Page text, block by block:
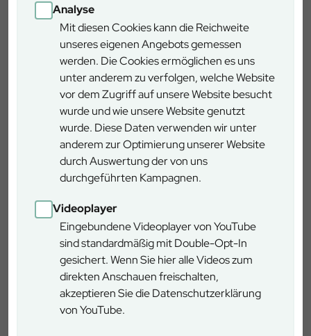
Analyse
Mit diesen Cookies kann die Reichweite
unseres eigenen Angebots gemessen
werden. Die Cookies ermöglichen es uns
unter anderem zu verfolgen, welche Website
vor dem Zugriff auf unsere Website besucht
wurde und wie unsere Website genutzt
wurde. Diese Daten verwenden wir unter
anderem zur Optimierung unserer Website
durch Auswertung der von uns
durchgeführten Kampagnen.
Videoplayer
Eingebundene Videoplayer von YouTube
sind standardmäßig mit Double-Opt-In
gesichert. Wenn Sie hier alle Videos zum
direkten Anschauen freischalten,
akzeptieren Sie die Datenschutzerklärung
von YouTube.
Rechts gegründet und sind Deutschlands größter
Forstbetrieb. Mit ca. 2.600 Mitarbeiterinnen und
Mitarbeitern, davon fast 260 Azubis, bewirtschaftet das
Unternehmen den bayerischen Staatswald, insgesamt
805.000 Hektar.
Forstbetrieb Landsberg
Der Forstbetrieb Landsberg erntet nachhaltig ca. 150.000
m³ Rohholz pro Jahr. Er ist geprägt von Fichten, Erlen,
Buchen und Tannen. Ziel ist die Umwandlung der
zahlreichen alten Nadelholzbestände in artenreiche
Durch Biotopschutz und Habitatpflege schaffen wir
Lebensraum für eine Reihe von Vogelarten vom
Schwarzspecht bis zum Schwarzstorch.
Für Erholungssuchende sind z.B. der Paterzeller Eibenwald
und das Seeholz am Ammersee überregional bekannte